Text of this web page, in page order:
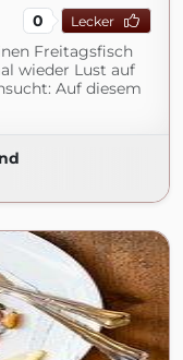
0 Lecker
Freitagsfisch
wieder Lust auf
Auf diesem